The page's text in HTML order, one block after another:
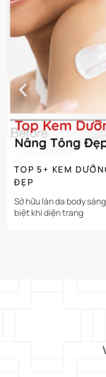
TOP 5+ KEM
ĐẸP
Sở hữu làn da body
biệt khi diện trang